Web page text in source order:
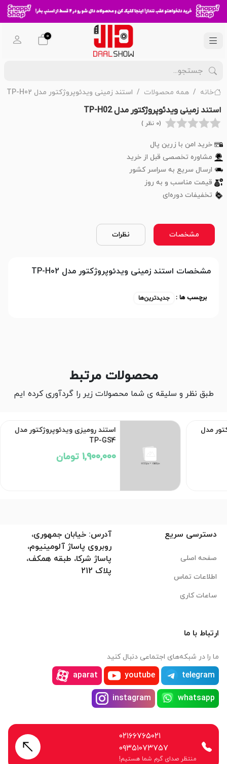
0
خانه همه محصولات استند زمینی ویدئوپروژکتور مدل TP-H02
استند زمینی ویدئوپروژکتور مدل TP-H02
(0 نظر )
خرید امن با زرین پال
مشاوره تخصصی قبل از خرید
ارسال سریع به سراسر کشور
قیمت مناسب و به روز
تخفیفات دوره‌ای
مشخصات نظرات
مشخصات استند زمینی ویدئوپروژکتور مدل TP-H02
برچسب ها : جدیدترین‌ها
محصولات مرتبط
طبق نظر و سلیقه ی شما محصولات زیر را گردآوری کرده ایم
مدل
استند رومیزی ویدئوپروژکتور مدل
TP-GS4
1,900,000 تومان
دسترسی سریع
صفحه اصلی
اطلاعات تماس
ساعات کاری
آدرس: خیابان جمهوری،
روبروی پاساژ آلومینیوم،
پاساژ شرکا، طبقه همکف،
پلاک 212
ارتباط با ما
ما را در شبکه‌های اجتماعی دنبال کنید
telegram
youtube
aparat
whatsapp
instagram
۰۲۱۶۶۷۶۵۰۲۱
۰۹۳۵۱۰۷۳۷۵۷
منتظر صدای گرم شما هستیم!